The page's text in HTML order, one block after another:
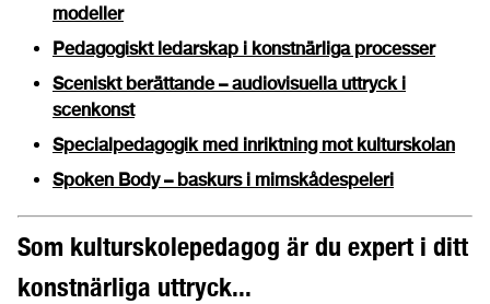
modeller
Pedagogiskt ledarskap i konstnärliga processer
Sceniskt berättande – audiovisuella uttryck i
scenkonst
Specialpedagogik med inriktning mot kulturskolan
Spoken Body – baskurs i mimskådespeleri
Som kulturskolepedagog är du expert i ditt
konstnärliga uttryck...